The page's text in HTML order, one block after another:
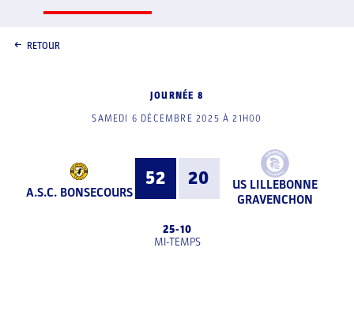
RETOUR
JOURNÉE 8
SAMEDI 6 DÉCEMBRE 2025 À 21H00
A.S.C. BONSECOURS
52 20
US LILLEBONNE
GRAVENCHON
25-10
MI-TEMPS